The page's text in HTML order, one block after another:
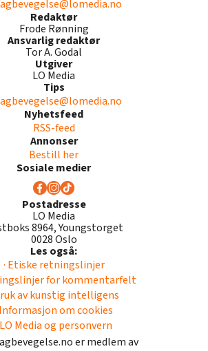
Redaktør
Frode Rønning
Ansvarlig redaktør
Tor A. Godal
Utgiver
LO Media
Tips
Nyhetsfeed
RSS-feed
Annonser
Bestill her
Sosiale medier
Postadresse
LO Media
8964, Youngstorget
0028 Oslo
Les også:
· Etiske retningslinjer
for kommentarfelt
av kunstig intelligens
Informasjon om cookies
LO Media og personvern
er medlem av